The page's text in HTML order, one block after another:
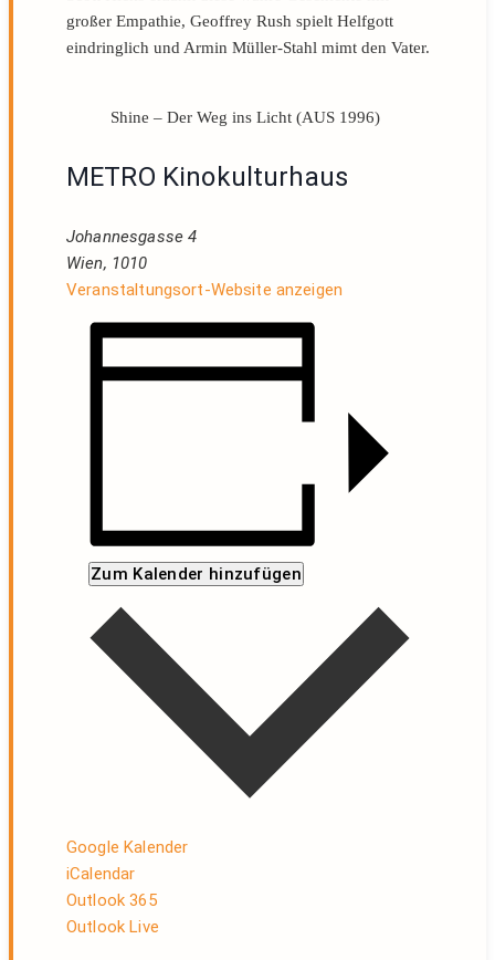
großer Empathie, Geoffrey Rush spielt Helfgott
eindringlich und Armin Müller-Stahl mimt den Vater.
Shine – Der Weg ins Licht (AUS 1996)
METRO Kinokulturhaus
Johannesgasse 4
Wien, 1010
Veranstaltungsort-Website anzeigen
Zum Kalender hinzufügen
Google Kalender
iCalendar
Outlook 365
Outlook Live